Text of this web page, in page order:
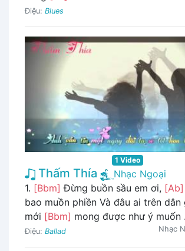
Điệu: Blues
1 Video
Thấm Thía
Nhạc Ngoại
1. [Bbm] Đừng buồn sầu em ơi, [Ab]
bao muồn phiền Và đâu ai trên dân
mới [Bbm] mong được như ý muốn
Điệu: Ballad Nhạc